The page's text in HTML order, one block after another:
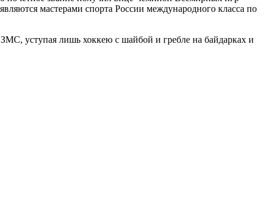
мастерами спорта России международного класса по
уступая лишь хоккею с шайбой и гребле на байдарках и